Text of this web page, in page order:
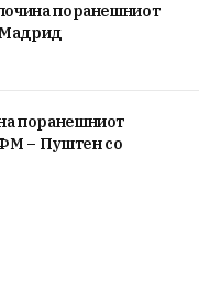
поранешниот
поранешниот
– Пуштен со